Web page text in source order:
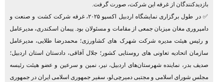
بازدیدکنندگان از غرفه این شرکت، صورت گرفت.
✅ در طول برگزاری نمایشگاه اردبیل اکسپو ۲۰۲۵، غرفه شرکت کشت و صنعت و
دامپروری مغان میزبان جمعی از مقامات و مسئولان بود. پیمان اسکندری، مدیرعامل
و رئیس هیئت مدیره شرکت شهرک های کشاورزی؛ محمدرضا طلایی، مدیرعامل
سازمان اتحادیه تعاونی های روستایی کشور؛ جلال آفاقی، دادستان استان اردبیل؛
صدیف بدر، نماینده شهرستان‌های اردبیل، نیر، نمین و سرعین و عضو هیئت ‌رئیسه
مجلس شورای اسلامی و مجتبی دمیرچی‌لو، سفیر جمهوری اسلامی ایران در جمهوری